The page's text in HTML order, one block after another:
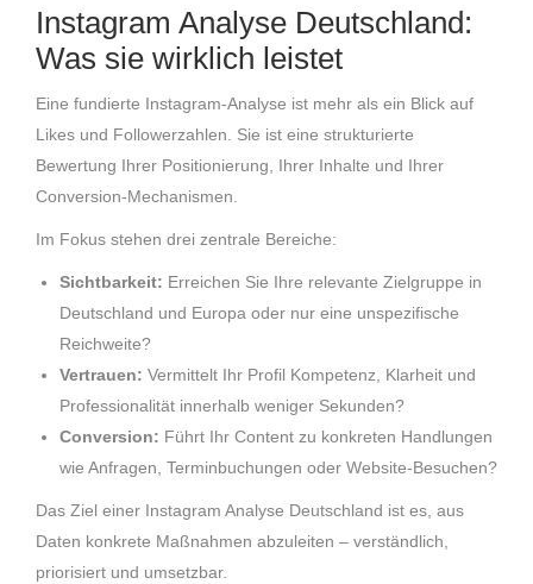
Instagram Analyse Deutschland:
Was sie wirklich leistet
Eine fundierte Instagram-Analyse ist mehr als ein Blick auf
Likes und Followerzahlen. Sie ist eine strukturierte
Bewertung Ihrer Positionierung, Ihrer Inhalte und Ihrer
Conversion-Mechanismen.
Im Fokus stehen drei zentrale Bereiche:
Sichtbarkeit: Erreichen Sie Ihre relevante Zielgruppe in
Deutschland und Europa oder nur eine unspezifische
Reichweite?
Vertrauen: Vermittelt Ihr Profil Kompetenz, Klarheit und
Professionalität innerhalb weniger Sekunden?
Conversion: Führt Ihr Content zu konkreten Handlungen
wie Anfragen, Terminbuchungen oder Website-Besuchen?
Das Ziel einer Instagram Analyse Deutschland ist es, aus
Daten konkrete Maßnahmen abzuleiten – verständlich,
priorisiert und umsetzbar.